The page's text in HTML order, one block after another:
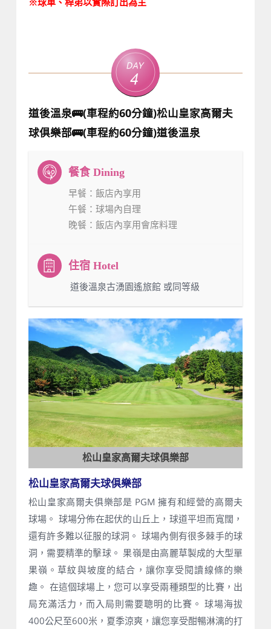
Day
4
道後溫泉🚌(車程約60分鐘)松山皇家高爾夫
球俱樂部🚌(車程約60分鐘)道後溫泉
早餐 ：飯店內享用
午餐 ：球場內自理
晚餐 ：飯店內享用會席料理
：道後溫泉古湧園遙旅館 或同等級
松山皇家高爾夫球俱樂部
松山皇家高爾夫球俱樂部
松山皇家高爾夫俱樂部是 PGM 擁有和經營的高爾夫
球場。 球場分佈在起伏的山丘上，球道平坦而寬闊，
還有許多難以征服的球洞。 球場內側有很多棘手的球
洞，需要精準的擊球。 果嶺是由高麗草製成的大型單
果嶺。草紋與坡度的結合，讓你享受閱讀線條的樂
趣。 在這個球場上，您可以享受兩種類型的比賽，出
局充滿活力，而入局則需要聰明的比賽。 球場海拔
400公尺至600米，夏季涼爽，讓您享受酣暢淋漓的打